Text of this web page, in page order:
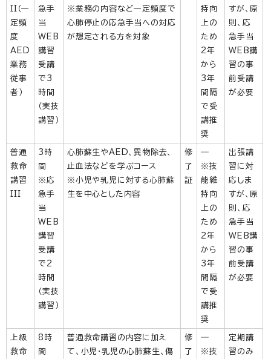
II（一
定頻
度
AED
業務
従事
者）
急手
当
WEB
講習
受講
で3
時間
（実技
講習）
※業務の内容など一定頻度で
心肺停止の応急手当への対応
が想定される方を対象
持向
上の
ため
2年
から
3年
間隔
で受
講推
奨
すが、原
則、応
急手当
WEB講
習の事
前受講
が必要
普通
救命
講習
3時
間
※応
急手
当
WEB
講習
受講
で2
時間
（実技
講習）
心肺蘇生やAED、異物除去、
止血法などを学ぶコース
※小児や乳児に対する心肺蘇
生を中心とした内容
修
了
証
―
※技
能維
持向
上の
ため
2年
から
3年
間隔
で受
講推
奨
出張講
習に対
応しま
すが、原
則、応
急手当
WEB講
習の事
前受講
が必要
上級
救命
8時
間
普通救命講習の内容に加え
て、小児・乳児の心肺蘇生、傷
修
了
―
※技
定期講
習のみ